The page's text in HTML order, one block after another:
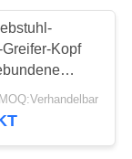
169
Kopf
400